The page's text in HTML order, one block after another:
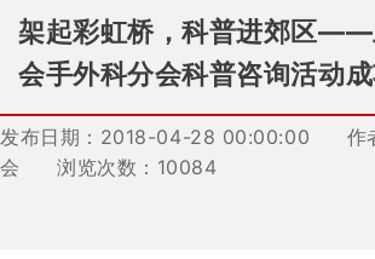
架起彩虹桥，科普进郊区——
会手外科分会科普咨询活动
发布日期：2018-04-28 00:00:00
作
会
浏览次数：10084